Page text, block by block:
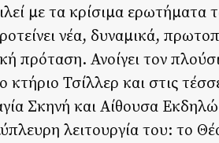
με τα κρίσιμα ερωτήματα
νέα, δυναμικά,
πρόταση. Ανοίγει τον
Τσίλλερ και στις
Σκηνή και Αίθουσα
λειτουργία του: το